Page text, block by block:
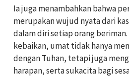
Ia juga menambahkan bahwa
merupakan wujud nyata dari
dalam diri setiap orang
kebaikan, umat tidak hanya
dengan Tuhan, tetapi juga
harapan, serta sukacita bagi